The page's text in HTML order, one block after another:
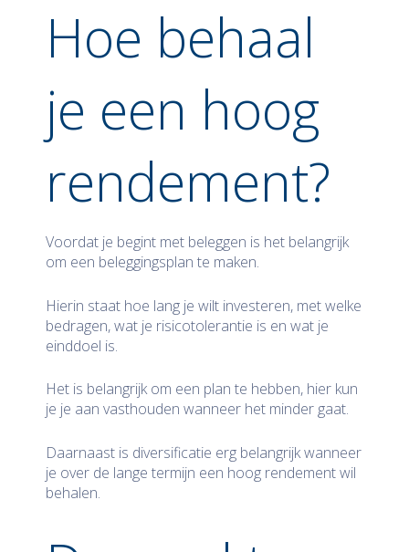
Hoe behaal
je een hoog
rendement?
Voordat je begint met beleggen is het belangrijk
om een beleggingsplan te maken.
Hierin staat hoe lang je wilt investeren, met welke
bedragen, wat je risicotolerantie is en wat je
einddoel is.
Het is belangrijk om een plan te hebben, hier kun
je je aan vasthouden wanneer het minder gaat.
Daarnaast is diversificatie erg belangrijk wanneer
je over de lange termijn een hoog rendement wil
behalen.